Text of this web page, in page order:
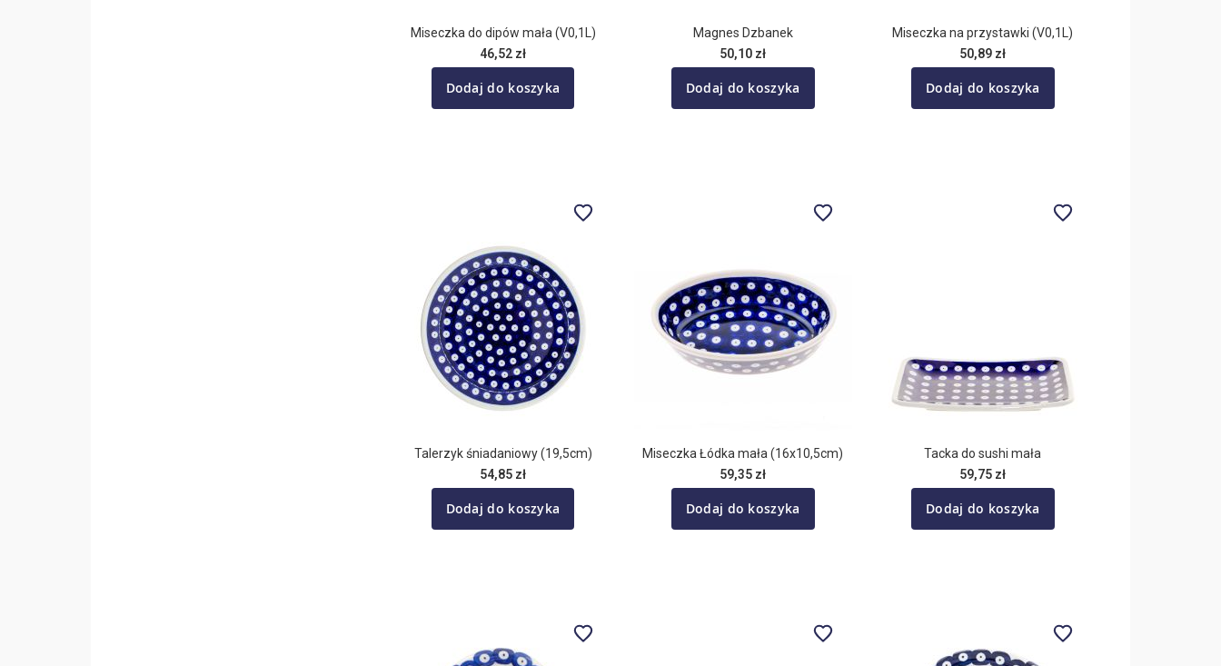
Miseczka do dipów mała (V0,1L)
46,52 zł
Dodaj do koszyka
Magnes Dzbanek
50,10 zł
Dodaj do koszyka
Miseczka na przystawki (V0,1L)
50,89 zł
Dodaj do koszyka
Talerzyk śniadaniowy (19,5cm)
54,85 zł
Dodaj do koszyka
Miseczka Łódka mała (16x10,5cm)
59,35 zł
Dodaj do koszyka
Tacka do sushi mała
59,75 zł
Dodaj do koszyka